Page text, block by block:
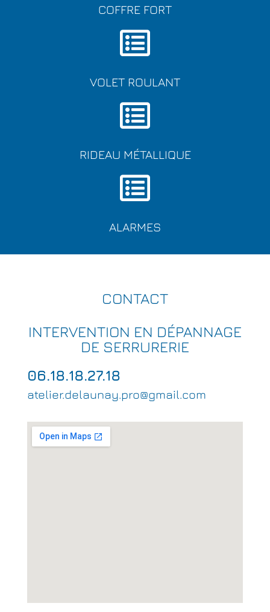
COFFRE FORT
VOLET ROULANT
RIDEAU MÉTALLIQUE
ALARMES
CONTACT
INTERVENTION EN DÉPANNAGE
DE SERRURERIE
06.18.18.27.18
atelier.delaunay.pro@gmail.com